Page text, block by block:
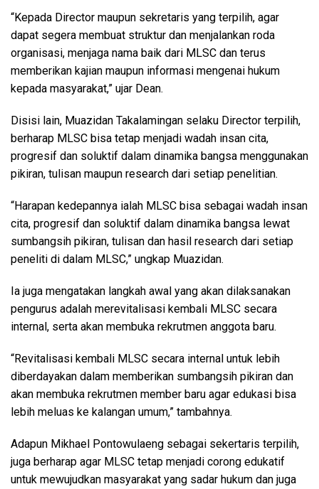
“Kepada Director maupun sekretaris yang terpilih, agar
dapat segera membuat struktur dan menjalankan roda
organisasi, menjaga nama baik dari MLSC dan terus
memberikan kajian maupun informasi mengenai hukum
kepada masyarakat,” ujar Dean.
Disisi lain, Muazidan Takalamingan selaku Director terpilih,
berharap MLSC bisa tetap menjadi wadah insan cita,
progresif dan soluktif dalam dinamika bangsa menggunakan
pikiran, tulisan maupun research dari setiap penelitian.
“Harapan kedepannya ialah MLSC bisa sebagai wadah insan
cita, progresif dan soluktif dalam dinamika bangsa lewat
sumbangsih pikiran, tulisan dan hasil research dari setiap
peneliti di dalam MLSC,” ungkap Muazidan.
Ia juga mengatakan langkah awal yang akan dilaksanakan
pengurus adalah merevitalisasi kembali MLSC secara
internal, serta akan membuka rekrutmen anggota baru.
“Revitalisasi kembali MLSC secara internal untuk lebih
diberdayakan dalam memberikan sumbangsih pikiran dan
akan membuka rekrutmen member baru agar edukasi bisa
lebih meluas ke kalangan umum,” tambahnya.
Adapun Mikhael Pontowulaeng sebagai sekertaris terpilih,
juga berharap agar MLSC tetap menjadi corong edukatif
untuk mewujudkan masyarakat yang sadar hukum dan juga